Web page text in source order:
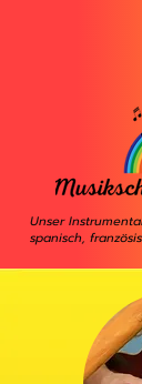
Unser
spanisch,